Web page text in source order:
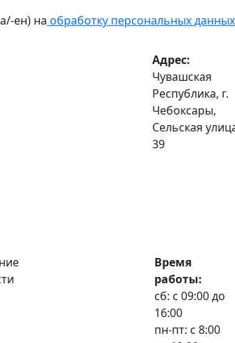
ен) на обработку персональных данных
Адрес:
Чувашская
Республика, г.
Чебоксары,
Сельская
39
Время
работы:
сб: с 09:00 до
16:00
пн-пт: с 8:00